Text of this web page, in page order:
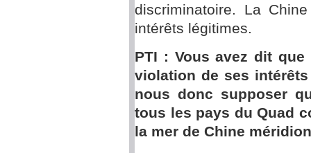
discriminatoire. La
intérêts légitimes.
PTI : Vous avez dit
violation de ses
nous donc supposer
tous les pays du Quad
la mer de Chine